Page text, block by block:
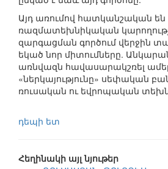
Այդ առումով հատկանշական
ռազմատեխնիկական
զարգացման գործում վերջին
եկած նոր միտումները.
առնվազն հավասարակշռել
«ներկայությունը» սեփական
ռուսական ու եվրոպական
դեպի ետ
Հեղինակի այլ նյութեր